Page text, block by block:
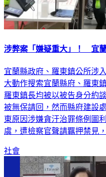
涉弊案「嫌疑重大」！ 宜
宜蘭縣政府、羅東鎮公所涉
大動作搜索宜蘭縣府、羅東
羅東鎮長均被以被告身分約
被無保請回，然而縣府建設
東原因涉嫌貪汙治罪條例圖
虞，遭檢察官聲請羈押禁見
社會